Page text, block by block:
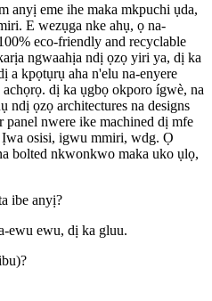
anyị eme ihe maka mkpuchi ụda,
E wezụga nke ahụ, ọ na-
eco-friendly and recyclable
ngwaahịa ndị ọzọ yiri ya, dị ka
a kpọtụrụ aha n'elu na-enyere
dị ka ụgbọ okporo ígwè, na
ndị ọzọ architectures na designs
nwere ike machined dị mfe
osisi, igwu mmiri, wdg. Ọ
bolted nkwonkwo maka uko ụlọ,
ibe anyị?
ewu ewu, dị ka gluu.